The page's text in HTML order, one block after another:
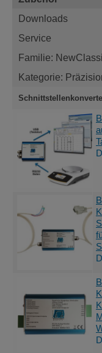
Downloads
Service
Familie:
Kategorie: